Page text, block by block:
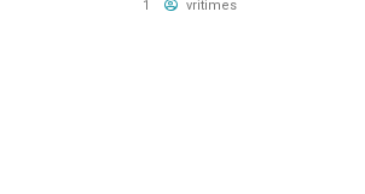
1 vritimes